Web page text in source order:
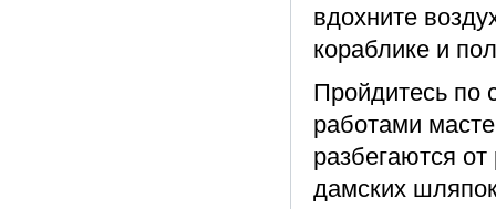
вдохните
кораблике и
Пройдитесь по
работами
разбегаются
дамских